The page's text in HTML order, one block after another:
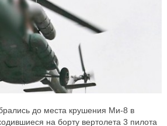
до места крушения Ми-8 в
на борту вертолета 3 пилота